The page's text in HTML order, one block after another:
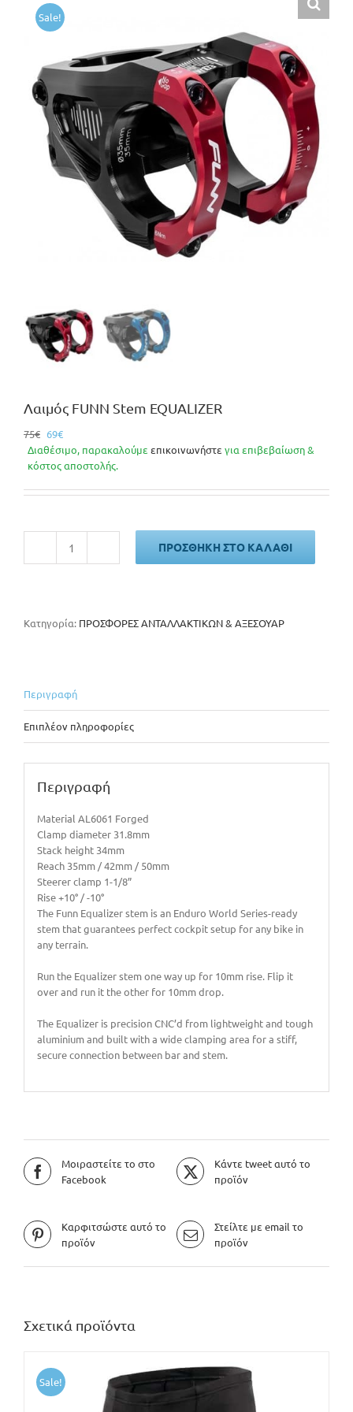
Sale!
Λαιμός FUNN Stem EQUALIZER
75€ Original
price
was:
69€Η
τρέχουσα
τιμή
69€.
Διαθέσιμο, παρακαλούμε επικοινωνήστε για επιβεβαίωση &
κόστος αποστολής.
Λαιμός
ποσότητα
ΠΡΟΣΘΉΚΗ ΣΤΟ ΚΑΛΆΘΙ
Κατηγορία: ΠΡΟΣΦΟΡΕΣ ΑΝΤΑΛΛΑΚΤΙΚΩΝ & ΑΞΕΣΟΥΑΡ
Περιγραφή
Επιπλέον πληροφορίες
Περιγραφή
Material AL6061 Forged
Clamp diameter 31.8mm
Stack height 34mm
Reach 35mm / 42mm / 50mm
Steerer clamp 1-1/8”
Rise +10° / -10°
The Funn Equalizer stem is an Enduro World Series-ready
stem that guarantees perfect cockpit setup for any bike in
any terrain.
Run the Equalizer stem one way up for 10mm rise. Flip it
over and run it the other for 10mm drop.
The Equalizer is precision CNC’d from lightweight and tough
aluminium and built with a wide clamping area for a stiff,
secure connection between bar and stem.
Μοιραστείτε το στο
Facebook
Κάντε tweet αυτό το
προϊόν
Καρφιτσώστε αυτό το
προϊόν
Στείλτε με email το
προϊόν
Σχετικά προϊόντα
Sale!